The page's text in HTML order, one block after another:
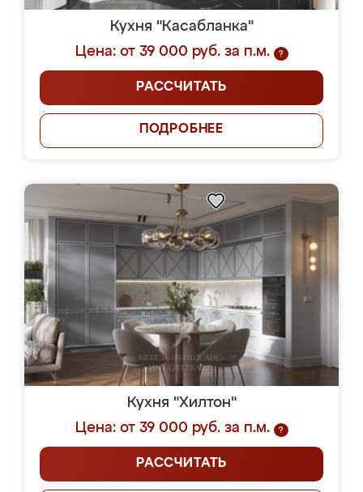
Кухня "Касабланка"
Цена: от 39 000 руб. за п.м.
?
РАССЧИТАТЬ
ПОДРОБНЕЕ
Кухня "Хилтон"
Цена: от 39 000 руб. за п.м.
?
РАССЧИТАТЬ